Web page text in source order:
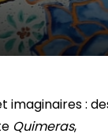
imaginaires :
Quimeras,